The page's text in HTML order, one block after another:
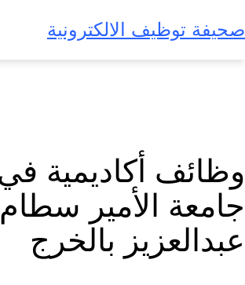
إلى
المحتوى
صحيفة توظيف الالكترونية
وظائف أكاديمية
جامعة الأمير
عبدالعزيز بالخرج